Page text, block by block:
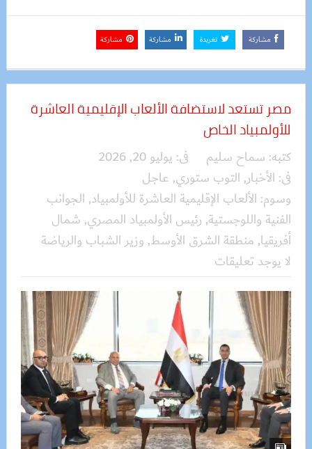
مشاركة تغريدة مشاركة مشاركة
مصر تستعد لاستضافة الألعاب الإقليمية العاشرة
للأولمبياد الخاص
كتبه: سماح سليم فى: يوليو 20, 2026
فى: الأخبار, التوب ستوري, عاجل
وسوم: الألعاب الإقليمية العاشرة للأولمبياد, الجوانب
الفنية واللوجستية, رئيس الأولمبياد المصري, شمال
أفريقيا, منطقة الشرق الأوسط, وزير الشباب والرياضة
لا يوجد تعليقات